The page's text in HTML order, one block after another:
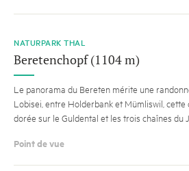
NATURPARK THAL
Beretenchopf (1104 m)
Le panorama du Bereten mérite une
Lobisei, entre Holderbank et Mümliswil, cette
dorée sur le Guldental et les trois chaînes du
Point de vue